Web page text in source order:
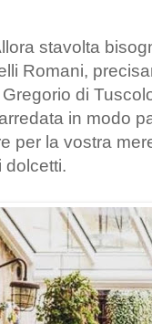
stavolta
Romani,
di
in modo
per la vostra
dolcetti.